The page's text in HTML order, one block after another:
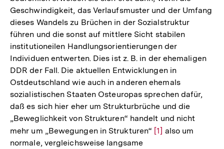
Geschwindigkeit, das Verlaufsmuster und der Umfang
dieses Wandels zu Brüchen in der Sozialstruktur
führen und die sonst auf mittlere Sicht stabilen
institutioneilen Handlungsorientierungen der
Individuen entwerten. Dies ist z. B. in der ehemaligen
DDR der Fall. Die aktuellen Entwicklungen in
Ostdeutschland wie auch in anderen ehemals
sozialistischen Staaten Osteuropas sprechen dafür,
daß es sich hier eher um Strukturbrüche und die
„Beweglichkeit von Strukturen“ handelt und nicht
mehr um „Bewegungen in Strukturen“ Zur
[1] also um
normale, vergleichsweise langsame